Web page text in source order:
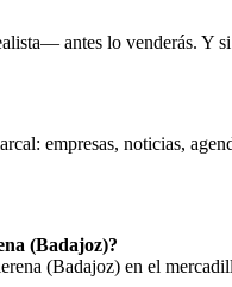
antes lo venderás. Y
empresas, noticias,
(Badajoz)?
(Badajoz) en el